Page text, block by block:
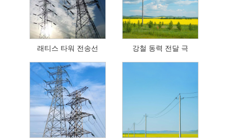
래티스 타워 전송선 강철 동력 전달 극